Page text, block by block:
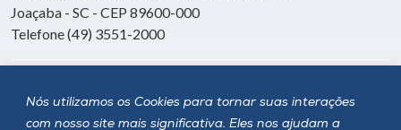
Nós utilizamos os Cookies para tornar suas interações
com nosso site mais significativa. Eles nos ajudam a
Joaçaba - SC - CEP 89600-000
Telefone (49) 3551-2000
Siga a Unoesc